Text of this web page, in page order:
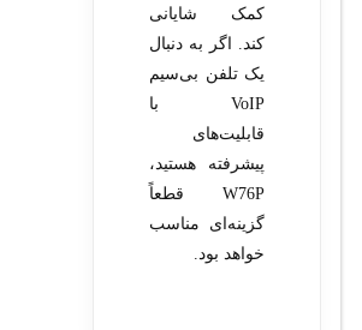
کمک شایانی
کند. اگر به دنبال
یک تلفن بی‌سیم
VoIP با
قابلیت‌های
پیشرفته هستید،
W76P قطعاً
گزینه‌ای مناسب
خواهد بود.